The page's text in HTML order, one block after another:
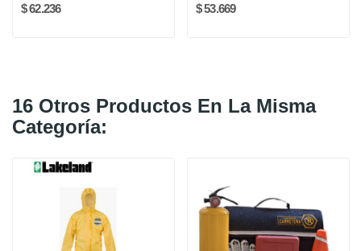
$ 62.236 $ 53.669
16 Otros Productos En La Misma
Categoría: